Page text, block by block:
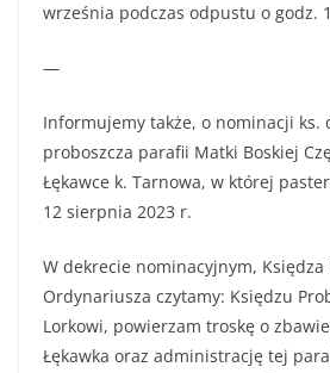
września podczas odpustu o godz.
—
Informujemy także, o nominacji ks.
proboszcza parafii Matki Boskiej
Łękawce k. Tarnowa, w której
12 sierpnia 2023 r.
W dekrecie nominacyjnym, Księdza
Ordynariusza czytamy: Księdzu
Lorkowi, powierzam troskę o
Łękawka oraz administrację tej